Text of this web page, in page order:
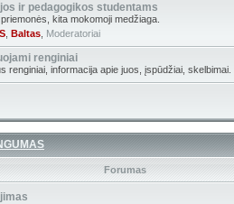
ir pedagogikos studentams
kita mokomoji medžiaga.
Baltas Moderatoriai
renginiai
renginiai, informacija apie juos, įspūdžiai, skelbimai.
Forumas